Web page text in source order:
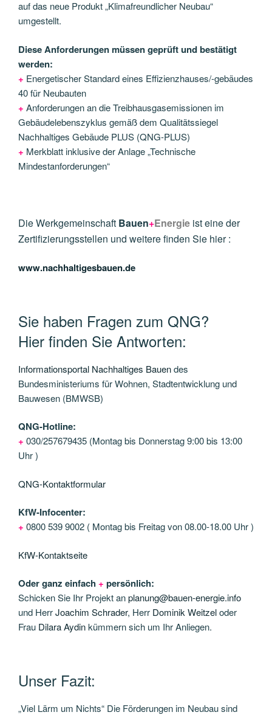
auf das neue Produkt „Klimafreundlicher Neubau“
umgestellt.
Diese Anforderungen müssen geprüft und bestätigt
werden:
+ Energetischer Standard eines Effizienzhauses/-gebäudes
40 für Neubauten
+ Anforderungen an die Treibhausgasemissionen im
Gebäudelebenszyklus gemäß dem Qualitätssiegel
Nachhaltiges Gebäude PLUS (QNG-PLUS)
+ Merkblatt inklusive der Anlage „Technische
Mindestanforderungen“
Die Werkgemeinschaft Bauen+Energie ist eine der
Zertifizierungsstellen und weitere finden Sie hier :
www.nachhaltigesbauen.de
Sie haben Fragen zum QNG?
Hier finden Sie Antworten:
Informationsportal Nachhaltiges Bauendes
Bundesministeriums für Wohnen, Stadtentwicklung und
Bauwesen (BMWSB)
QNG-Hotline:
+ 030/257679435 (Montag bis Donnerstag 9:00 bis 13:00
Uhr )
QNG-Kontaktformular
KfW-Infocenter:
+ 0800 539 9002 ( Montag bis Freitag von 08.00-18.00 Uhr )
KfW-Kontaktseite
Oder ganz einfach+ persönlich:
Schicken Sie Ihr Projekt anplanung@bauen-energie.info
und HerrJoachim Schrader, Herr Dominik Weitzeloder
Frau Dilara Aydinkümmern sich um Ihr Anliegen.
Unser Fazit:
„Viel Lärm um Nichts“ Die Förderungen im Neubau sind